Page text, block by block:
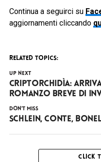
Continua a seguirci su
aggiornamenti cliccando
RELATED TOPICS:
UP NEXT
Criptorchidìa:
romanzo breve di
DON'T MISS
Schlein, Conte,
CLICK